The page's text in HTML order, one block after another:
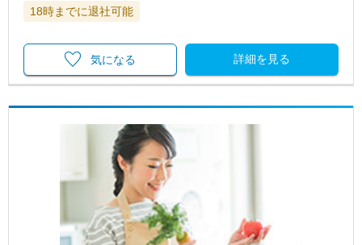
18時までに退社可能
詳細を見る
気になる